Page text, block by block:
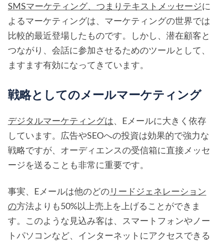
SMSマーケティング、つまりテキストメッセージに
よるマーケティングは、マーケティングの世界では
比較的最近登場したものです。しかし、潜在顧客と
つながり、会話に参加させるためのツールとして、
ますます有効になってきています。
戦略としてのメールマーケティング
デジタルマーケティングは、Eメールに大きく依存
しています。広告やSEOへの投資は効果的で強力な
戦略ですが、オーディエンスの受信箱に直接メッセ
ージを送ることも非常に重要です。
事実、Eメールは他のどのリードジェネレーション
の方法よりも50%以上売上を上げることができま
す。このような見込み客は、スマートフォンやノー
トパソコンなど、インターネットにアクセスできる